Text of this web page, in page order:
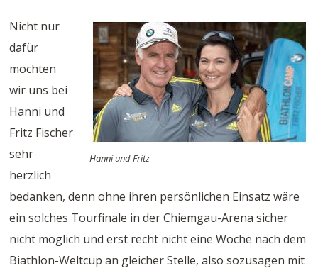
Hanni und Fritz
Nicht nur
dafür
möchten
wir uns bei
Hanni und
Fritz Fischer
sehr
herzlich
bedanken, denn ohne ihren persönlichen Einsatz wäre
ein solches Tourfinale in der Chiemgau-Arena sicher
nicht möglich und erst recht nicht eine Woche nach dem
Biathlon-Weltcup an gleicher Stelle, also sozusagen mit